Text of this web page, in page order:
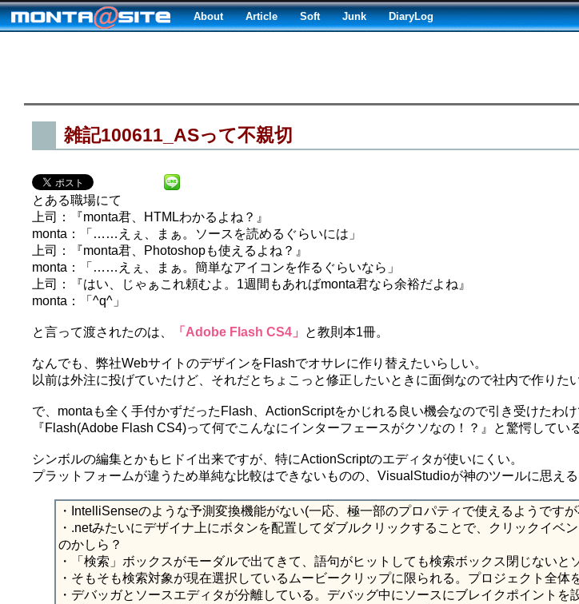
About Article Soft Junk DiaryLog
雑記100611_ASって不親切
とある職場にて
上司：『monta君、HTMLわかるよね？』
monta：「……えぇ、まぁ。ソースを読めるぐらいには」
上司：『monta君、Photoshopも使えるよね？』
monta：「……えぇ、まぁ。簡単なアイコンを作るぐらいなら」
上司：『はい、じゃぁこれ頼むよ。1週間もあればmonta君なら余裕だよね』
monta：「^q^」
と言って渡されたのは、 「Adobe Flash CS4」 と教則本1冊。
なんでも、弊社WebサイトのデザインをFlashでオサレに作り替えたいらしい。
以前は外注に投げていたけど、それだとちょこっと修正したいときに面倒なので社内で作りた
で、montaも全く手付かずだったFlash、ActionScriptをかじれる良い機会なので引き受けたわけ
『Flash(Adobe Flash CS4)って何でこんなにインターフェースがクソなの！？』と驚愕してい
シンボルの編集とかもヒドイ出来ですが、特にActionScriptのエディタが使いにくい。
プラットフォームが違うため単純な比較はできないものの、VisualStudioが神のツールに思え
・IntelliSenseのような予測変換機能がない(一応、極一部のプロパティで使えるようです
・.netみたいにデザイナ上にボタンを配置してダブルクリックすることで、クリックイベ
のかしら？
・「検索」ボックスがモーダルで出てきて、語句がヒットしても検索ボックス閉じないと
・そもそも検索対象が現在選択しているムービークリップに限られる。プロジェクト全体
・デバッガとソースエディタが分離している。デバッグ中にソースにブレイクポイントを